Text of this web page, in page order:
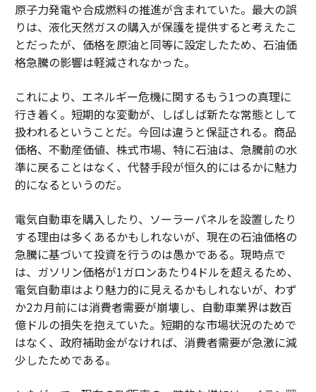
原子力発電や合成燃料の推進が含まれていた。最大の誤
りは、液化天然ガスの購入が保護を提供すると考えたこ
とだったが、価格を原油と同等に設定したため、石油価
格急騰の影響は軽減されなかった。
これにより、エネルギー危機に関するもう1つの真理に
行き着く。短期的な変動が、しばしば新たな常態として
扱われるということだ。今回は違うと保証される。商品
価格、不動産価値、株式市場、特に石油は、急騰前の水
準に戻ることはなく、代替手段が恒久的にはるかに魅力
的になるというのだ。
電気自動車を購入したり、ソーラーパネルを設置したり
する理由は多くあるかもしれないが、現在の石油価格の
急騰に基づいて投資を行うのは愚かである。現時点で
は、ガソリン価格が1ガロンあたり4ドルを超えるため、
電気自動車はより魅力的に見えるかもしれないが、わず
か2カ月前には消費者需要が崩壊し、自動車業界は数百
億ドルの損失を抱えていた。短期的な市場状況のためで
はなく、政府補助金がなければ、消費者需要が急激に減
少したためである。